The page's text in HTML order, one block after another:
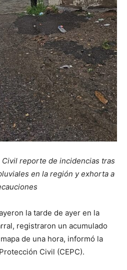
reporte de incidencias tras
en la región y exhorta a
la tarde de ayer en la
registraron un acumulado
de una hora, informó la
Civil (CEPC).